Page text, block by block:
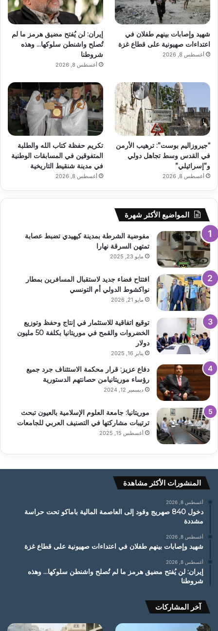
شهيد وإصابات بينهم طفلان في
اعتداءات صهيونية على قطاع غزة
أغسطس 8, 2026
إيران: لن يُفتح مضيق هرمز ما لم
تُصلح واشنطن سلوكها… وهذه
شروطنا
أغسطس 8, 2026
“جيروزاليم بوست”: ترهيب الأرمن
في القدس وسط تجاهل دولي
و”إسرائيلي”
أغسطس 8, 2026
تكريم حفظة كتاب الله والطلبة
المتفوقين في المسابقات الوطنية
في مدينة شنقيط التاريخية
أغسطس 8, 2026
المواضيع الأكثر شهرة
مفوضية الشرطة بمدينة كيهيدي تضبط عصابة
تمتهن السرقة نهارا
مايو 23, 2025
افتتاح فضاء جديد لاستقبال المسافرين بمطار
نواكشوط الدولي أم التونسي
مايو 21, 2026
توقيع اتفاقية للاستثمار في إنتاج وحفظ وتوزيع
الخضروات والقمح في موريتانيا بكلفة 50 مليون
دولار
يناير 16, 2025
دفاع عزيز: قرار محكمة الاستئناف جرد جميع
رؤساء موريتانيامن حصانتهم الدستورية
ديسمبر 12, 2024
موريتانيا: جامعة العلوم الإسلامية بالعيون تبحث
ترتيبات مشاركتها في التصنيف العربي للجامعات
أغسطس 15, 2025
المنشورات الأكثر مشاهدة
أغسطس 8, 2026
دخول 840 صهريج وقود إلى العاصمة المالية باماكو تحت حراسة
مشددة
أغسطس 8, 2026
شهيد وإصابات بينهم طفلان في اعتداءات صهيونية على قطاع غزة
أغسطس 8, 2026
إيران: لن يُفتح مضيق هرمز ما لم تُصلح واشنطن سلوكها… وهذه
شروطنا
آخر المشاركات